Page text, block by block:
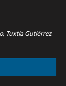
Tuxtla Gutiérrez